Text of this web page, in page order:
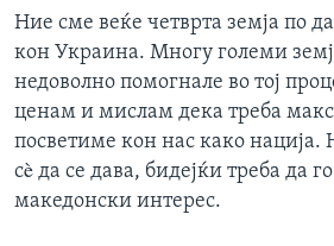
Ние сме веќе четврта земја по
кон Украина. Многу големи
недоволно помогнале во тој
ценам и мислам дека треба
посветиме кон нас како нација.
сè да се дава, бидејќи треба да
македонски интерес.